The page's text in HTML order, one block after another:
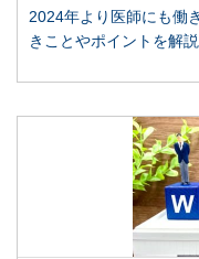
2024年より医師にも働
きことやポイントを解説